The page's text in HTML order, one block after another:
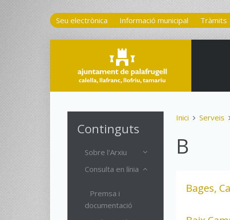
Seu electrònica Informació municipal Tràmits
Inici Serveis
B
Bages,
Continguts
Sobre l'Arxiu
Consulta en línia
Premsa i
documentació